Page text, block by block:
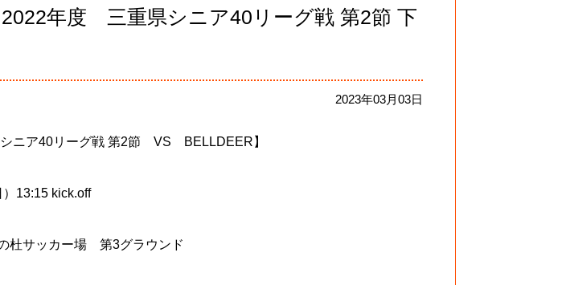
2022年度 三重県シニア40リーグ戦 第2節 下
2023年03月03日
ニア40リーグ戦 第2節 VS BELLDEER】
13:15 kick.off
杜サッカー場 第3グラウンド